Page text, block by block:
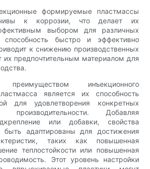
формируемые пластмассы
к коррозии, что делает их
выбором для различных
быстро и эффективно
к снижению производственных
их предпочтительным материалом для
инъекционного
является их способность
для удовлетворения конкретных
Добавляя
или добавки, свойства
быть адаптированы для достижения
таких как повышенная
теплостойкости или повышенная
Этот уровень настройки